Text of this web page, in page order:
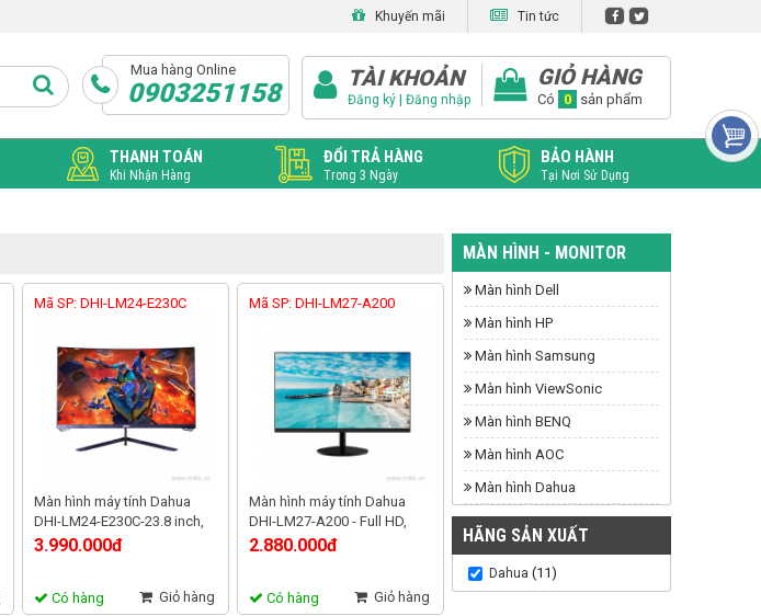
Khuyến mãi Tin tức
Mua hàng Online
0903251158 TÀI KHOẢN
Đăng ký | Đăng nhập
GIỎ HÀNG
Có 0 sản phẩm
THANH TOÁN
Khi Nhận Hàng
ĐỔI TRẢ HÀNG
Trong 3 Ngày
BẢO HÀNH
Tại Nơi Sử Dụng
Mã SP: DHI-LM24-E230C
Màn hình máy tính Dahua
DHI-LM24-E230C-23.8 inch,
Full HD,165Hz tấm nền VA
3.990.000đ
Có hàng Giỏ hàng
Mã SP: DHI-LM27-A200
Màn hình máy tính Dahua
DHI-LM27-A200 - Full HD,
75Hz, tấm nền VA
2.880.000đ
Có hàng Giỏ hàng
MÀN HÌNH - MONITOR
Màn hình Dell
Màn hình HP
Màn hình Samsung
Màn hình ViewSonic
Màn hình BENQ
Màn hình AOC
Màn hình Dahua
HÃNG SẢN XUẤT
Dahua (11)